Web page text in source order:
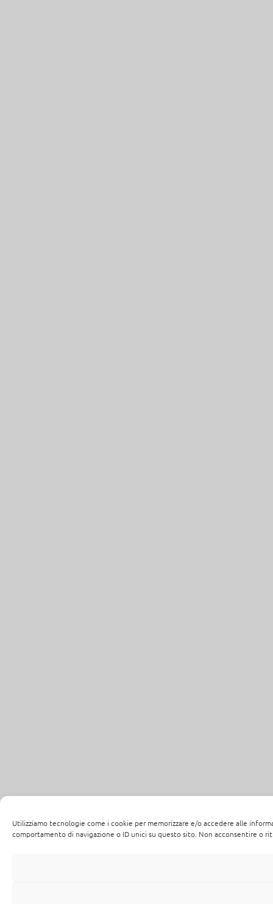
Utilizziamo tecnologie come i cookie per memorizzare e/o accedere alle
comportamento di navigazione o ID unici su questo sito. Non acconsentire o